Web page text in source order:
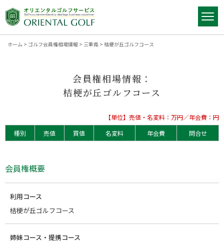
ホーム > ゴルフ会員権相場情報 > 三重県 > 桔梗が丘ゴルフコース
会員権相場情報：
桔梗が丘ゴルフコース
【単位】売値・名変料：万円／年会費：円
種別
売値 買値 名変料 年会費 問合せ
会員権概要
利用コース
桔梗が丘ゴルフコース
姉妹コース・提携コース